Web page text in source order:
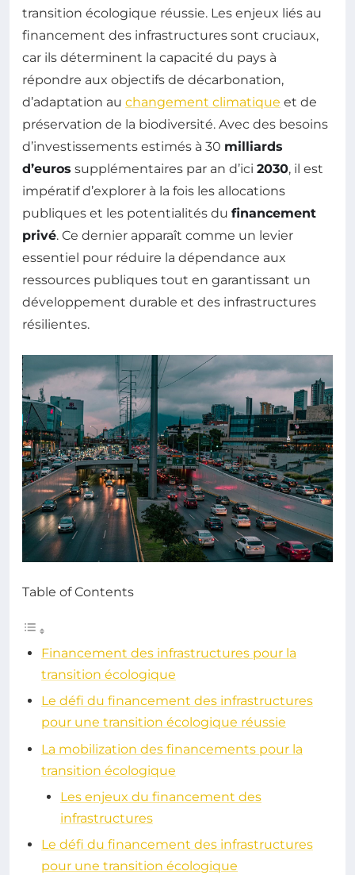
transition écologique réussie. Les enjeux liés au
financement des infrastructures sont cruciaux,
car ils déterminent la capacité du pays à
répondre aux objectifs de décarbonation,
d’adaptation au changement climatique et de
préservation de la biodiversité. Avec des besoins
d’investissements estimés à 30 milliards
d’euros supplémentaires par an d’ici 2030, il est
impératif d’explorer à la fois les allocations
publiques et les potentialités du financement
privé. Ce dernier apparaît comme un levier
essentiel pour réduire la dépendance aux
ressources publiques tout en garantissant un
développement durable et des infrastructures
résilientes.
Table of Contents
Financement des infrastructures pour la
transition écologique
Le défi du financement des infrastructures
pour une transition écologique réussie
La mobilization des financements pour la
transition écologique
Les enjeux du financement des
infrastructures
Le défi du financement des infrastructures
pour une transition écologique